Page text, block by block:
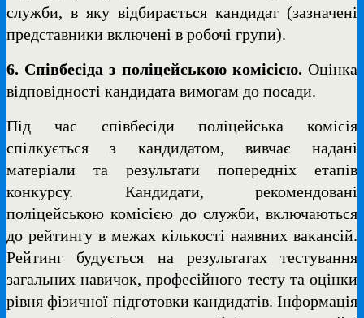
служби, в яку відбирається кандидат (зазначені
представники включені в робочі групи).
6. Співбесіда з поліцейською комісією. Оцінка
відповідності кандидата вимогам до посади.
Під час співбесіди поліцейська комісія
спілкується з кандидатом, вивчає надані
матеріали та результати попередніх етапів
конкурсу. Кандидати, рекомендовані
поліцейською комісією до служби, включаються
до рейтингу в межах кількості наявних вакансій.
Рейтинг будується на результатах тестування
загальних навичок, професійного тесту та оцінки
рівня фізичної підготовки кандидатів. Інформація